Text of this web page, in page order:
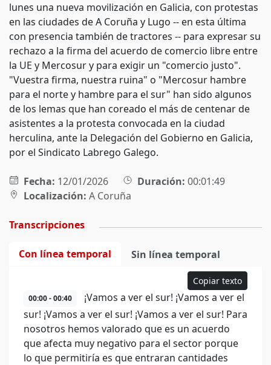
lunes una nueva movilización en Galicia, con protestas
en las ciudades de A Coruña y Lugo -- en esta última
con presencia también de tractores -- para expresar su
rechazo a la firma del acuerdo de comercio libre entre
la UE y Mercosur y para exigir un "comercio justo".
"Vuestra firma, nuestra ruina" o "Mercosur hambre
para el norte y hambre para el sur" han sido algunos
de los lemas que han coreado el más de centenar de
asistentes a la protesta convocada en la ciudad
herculina, ante la Delegación del Gobierno en Galicia,
por el Sindicato Labrego Galego.
Fecha: 12/01/2026 Duración: 00:01:49
Localización: A Coruña
Transcripciones
Con línea temporal Sin línea temporal
Copiar texto
00:00 - 00:40
¡Vamos a ver el sur! ¡Vamos a ver el
sur! ¡Vamos a ver el sur! ¡Vamos a ver el sur! Para
nosotros hemos valorado que es un acuerdo
que afecta muy negativo para el sector porque
lo que permitiría es que entraran cantidades